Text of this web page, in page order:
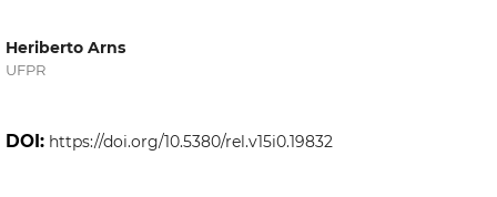
Heriberto Arns
UFPR
DOI: https://doi.org/10.5380/rel.v15i0.19832